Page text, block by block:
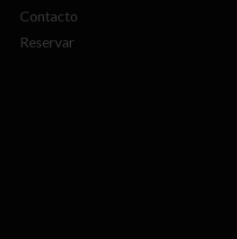
Contacto
Reservar